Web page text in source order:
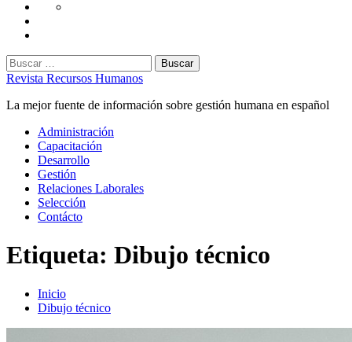
Laborales
Selección
Buscar:
Revista Recursos Humanos
La mejor fuente de información sobre gestión humana en español
Menú
principal
Administración
Capacitación
Desarrollo
Gestión
Relaciones Laborales
Selección
Contácto
Etiqueta: Dibujo técnico
Inicio
Dibujo técnico